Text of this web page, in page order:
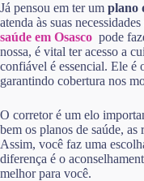
Já pensou em ter um plano
atenda às suas
saúde em Osasco pode
nossa, é vital ter acesso a
confiável é essencial. Ele é
garantindo cobertura nos
O corretor é um elo
bem os planos de saúde, as
Assim, você faz uma
diferença é o
melhor para você.